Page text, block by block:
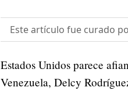
Este artículo fue curado
Estados Unidos parece
Venezuela, Delcy